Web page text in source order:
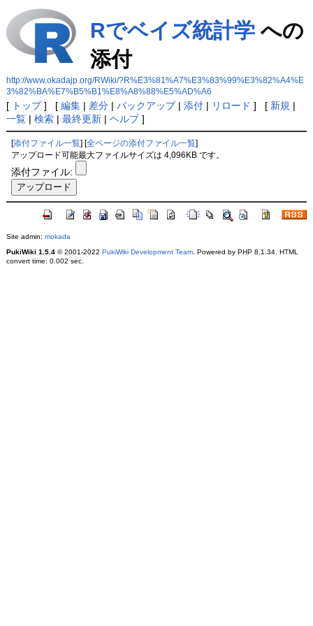
Rでベイズ統計学への
添付
http://www.okadajp.org/RWiki/?R%E3%81%A7%E3%83%99%E3%82%A4%E
3%82%BA%E7%B5%B1%E8%A8%88%E5%AD%A6
[ トップ] [ 編集| 差分| バックアップ| 添付| リロード ] [ 新規 |
一覧| 検索| 最終更新| ヘルプ]
[添付ファイル一覧 ] [全ページの添付ファイル一覧
アップロード可能最大ファイルサイズは 4,096KB です。
添付ファイル:
Site admin: mokada
PukiWiki 1.5.4© 2001-2022 PukiWiki Development Team. Powered by PHP 8.1.34. HTML
convert time: 0.002 sec.